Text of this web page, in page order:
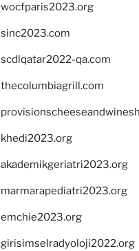
wocfparis2023.org
sinc2023.com
scdlqatar2022-qa.com
thecolumbiagrill.com
khedi2023.org
akademikgeriatri2023.org
marmarapediatri2023.org
emchie2023.org
girisimselradyoloji2022.org